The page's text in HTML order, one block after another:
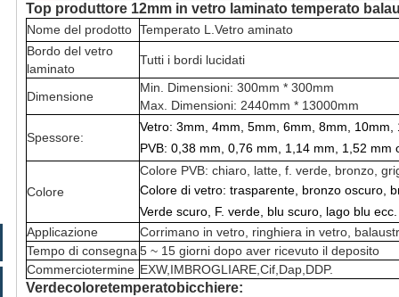
Top produttore 12mm in vetro laminato temperato
Nome del prodotto Temperato L. Vetro aminato
Bordo del vetro
laminato
Tutti i bordi lucidati
Dimensione
Min. Dimensioni: 300mm * 300mm
Max. Dimensioni: 2440mm * 13000mm
Spessore:
Vetro: 3mm, 4mm, 5mm, 6mm, 8mm, 10mm,
PVB: 0,38 mm, 0,76 mm, 1,14 mm, 1,52 mm
Colore
Colore PVB: chiaro, latte, f. verde, bronzo,
Colore di vetro: trasparente, bronzo oscuro,
Verde scuro, F. verde, blu scuro, lago blu ecc.
Applicazione
Corrimano in vetro, ringhiera in vetro,
Tempo di consegna 5 ~ 15 giorni dopo aver ricevuto il deposito
Commerciotermine EXW, IMBROGLIARE, Cif, Dap, DDP.
Verdecoloretemperatobicchiere: